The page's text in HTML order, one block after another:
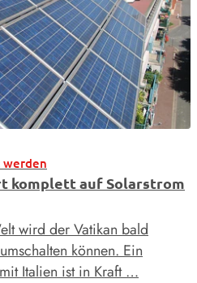
werden
komplett auf Solarstrom
wird der Vatikan bald
können. Ein
Italien ist in Kraft …